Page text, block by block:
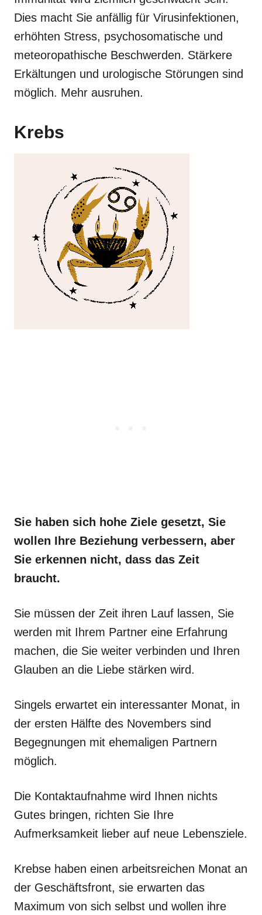
Dies macht Sie anfällig für Virusinfektionen,
erhöhten Stress, psychosomatische und
meteoropathische Beschwerden. Stärkere
Erkältungen und urologische Störungen sind
möglich. Mehr ausruhen.
Krebs
Sie haben sich hohe Ziele gesetzt, Sie
wollen Ihre Beziehung verbessern, aber
Sie erkennen nicht, dass das Zeit
braucht.
Sie müssen der Zeit ihren Lauf lassen, Sie
werden mit Ihrem Partner eine Erfahrung
machen, die Sie weiter verbinden und Ihren
Glauben an die Liebe stärken wird.
Singels erwartet ein interessanter Monat, in
der ersten Hälfte des Novembers sind
Begegnungen mit ehemaligen Partnern
möglich.
Die Kontaktaufnahme wird Ihnen nichts
Gutes bringen, richten Sie Ihre
Aufmerksamkeit lieber auf neue Lebensziele.
Krebse haben einen arbeitsreichen Monat an
der Geschäftsfront, sie erwarten das
Maximum von sich selbst und wollen ihre